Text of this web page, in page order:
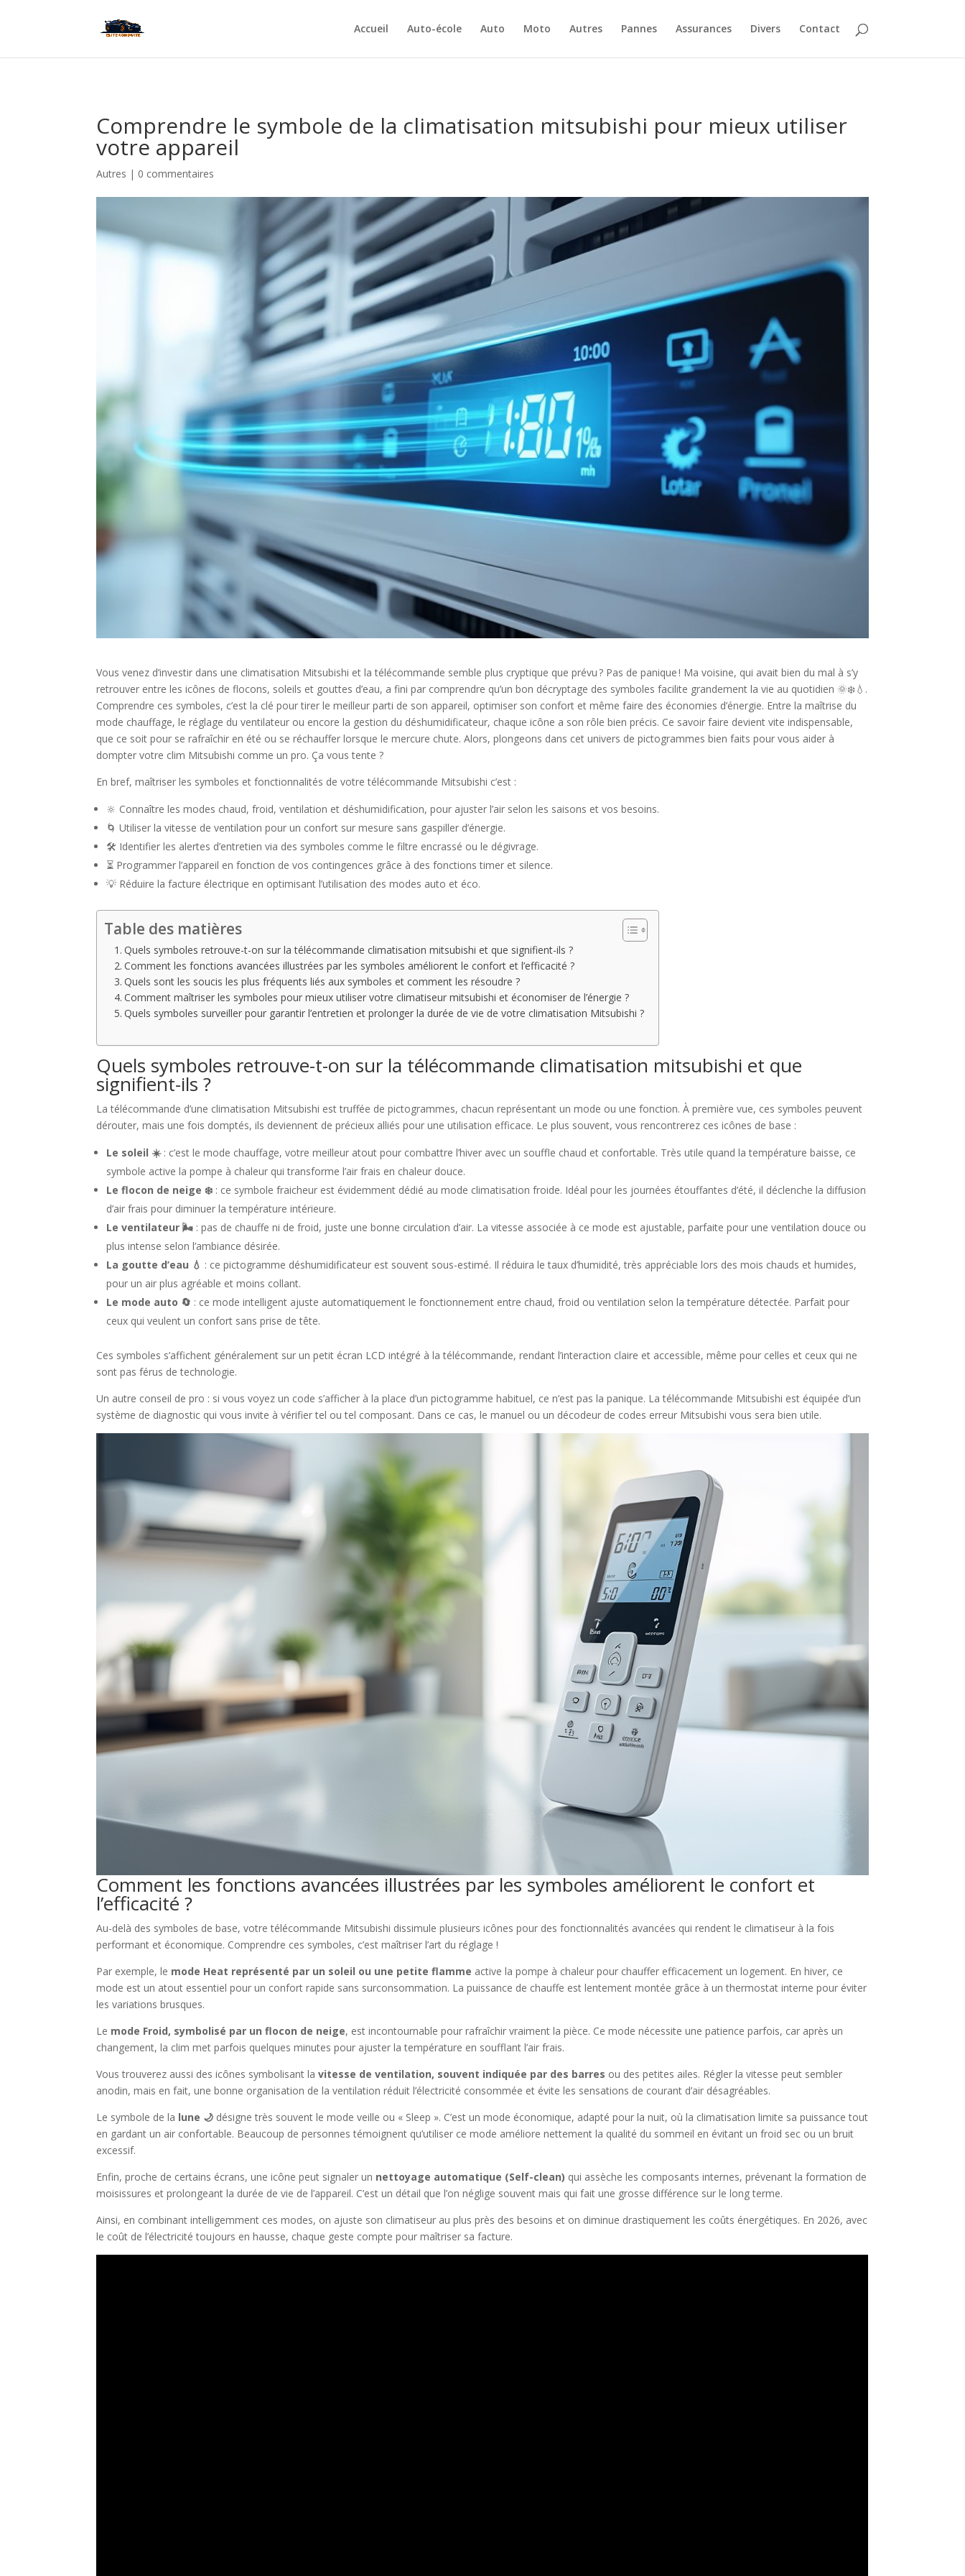
Accueil Auto-école Auto Moto Autres Pannes Assurances Divers Contact
Comprendre le symbole de la climatisation mitsubishi pour mieux utiliser
votre appareil
Autres | 0 commentaires
Vous venez d’investir dans une climatisation Mitsubishi et la télécommande semble plus cryptique que prévu ? Pas de panique ! Ma voisine, qui avait bien du mal à s’y
retrouver entre les icônes de flocons, soleils et gouttes d’eau, a fini par comprendre qu’un bon décryptage des symboles facilite grandement la vie au quotidien 🌞❄️💧.
Comprendre ces symboles, c’est la clé pour tirer le meilleur parti de son appareil, optimiser son confort et même faire des économies d’énergie. Entre la maîtrise du
mode chauffage, le réglage du ventilateur ou encore la gestion du déshumidificateur, chaque icône a son rôle bien précis. Ce savoir faire devient vite indispensable,
que ce soit pour se rafraîchir en été ou se réchauffer lorsque le mercure chute. Alors, plongeons dans cet univers de pictogrammes bien faits pour vous aider à
dompter votre clim Mitsubishi comme un pro. Ça vous tente ?
En bref, maîtriser les symboles et fonctionnalités de votre télécommande Mitsubishi c’est :
🔆 Connaître les modes chaud, froid, ventilation et déshumidification, pour ajuster l’air selon les saisons et vos besoins.
🌀 Utiliser la vitesse de ventilation pour un confort sur mesure sans gaspiller d’énergie.
🛠️ Identifier les alertes d’entretien via des symboles comme le filtre encrassé ou le dégivrage.
⏳ Programmer l’appareil en fonction de vos contingences grâce à des fonctions timer et silence.
💡 Réduire la facture électrique en optimisant l’utilisation des modes auto et éco.
Table des matières
Quels symboles retrouve-t-on sur la télécommande climatisation mitsubishi et que signifient-ils ?
Comment les fonctions avancées illustrées par les symboles améliorent le confort et l’efficacité ?
Quels sont les soucis les plus fréquents liés aux symboles et comment les résoudre ?
Comment maîtriser les symboles pour mieux utiliser votre climatiseur mitsubishi et économiser de l’énergie ?
Quels symboles surveiller pour garantir l’entretien et prolonger la durée de vie de votre climatisation Mitsubishi ?
Quels symboles retrouve-t-on sur la télécommande climatisation mitsubishi et que
signifient-ils ?
La télécommande d’une climatisation Mitsubishi est truffée de pictogrammes, chacun représentant un mode ou une fonction. À première vue, ces symboles peuvent
dérouter, mais une fois domptés, ils deviennent de précieux alliés pour une utilisation efficace. Le plus souvent, vous rencontrerez ces icônes de base :
Le soleil ☀️: c’est le mode chauffage, votre meilleur atout pour combattre l’hiver avec un souffle chaud et confortable. Très utile quand la température baisse, ce
symbole active la pompe à chaleur qui transforme l’air frais en chaleur douce.
Le flocon de neige ❄️ : ce symbole fraicheur est évidemment dédié au mode climatisation froide. Idéal pour les journées étouffantes d’été, il déclenche la diffusion
d’air frais pour diminuer la température intérieure.
Le ventilateur 🌬️ : pas de chauffe ni de froid, juste une bonne circulation d’air. La vitesse associée à ce mode est ajustable, parfaite pour une ventilation douce ou
plus intense selon l’ambiance désirée.
La goutte d’eau 💧 : ce pictogramme déshumidificateur est souvent sous-estimé. Il réduira le taux d’humidité, très appréciable lors des mois chauds et humides,
pour un air plus agréable et moins collant.
Le mode auto 🔄 : ce mode intelligent ajuste automatiquement le fonctionnement entre chaud, froid ou ventilation selon la température détectée. Parfait pour
ceux qui veulent un confort sans prise de tête.
Ces symboles s’affichent généralement sur un petit écran LCD intégré à la télécommande, rendant l’interaction claire et accessible, même pour celles et ceux qui ne
sont pas férus de technologie.
Un autre conseil de pro : si vous voyez un code s’afficher à la place d’un pictogramme habituel, ce n’est pas la panique. La télécommande Mitsubishi est équipée d’un
système de diagnostic qui vous invite à vérifier tel ou tel composant. Dans ce cas, le manuel ou un décodeur de codes erreur Mitsubishi vous sera bien utile.
Comment les fonctions avancées illustrées par les symboles améliorent le confort et
l’efficacité ?
Au-delà des symboles de base, votre télécommande Mitsubishi dissimule plusieurs icônes pour des fonctionnalités avancées qui rendent le climatiseur à la fois
performant et économique. Comprendre ces symboles, c’est maîtriser l’art du réglage !
Par exemple, le mode Heat représenté par un soleil ou une petite flamme active la pompe à chaleur pour chauffer efficacement un logement. En hiver, ce
mode est un atout essentiel pour un confort rapide sans surconsommation. La puissance de chauffe est lentement montée grâce à un thermostat interne pour éviter
les variations brusques.
Le mode Froid, symbolisé par un flocon de neige, est incontournable pour rafraîchir vraiment la pièce. Ce mode nécessite une patience parfois, car après un
changement, la clim met parfois quelques minutes pour ajuster la température en soufflant l’air frais.
Vous trouverez aussi des icônes symbolisant lavitesse de ventilation, souvent indiquée par des barres ou des petites ailes. Régler la vitesse peut sembler
anodin, mais en fait, une bonne organisation de la ventilation réduit l’électricité consommée et évite les sensations de courant d’air désagréables.
Le symbole de la lune 🌙 désigne très souvent le mode veille ou « Sleep ». C’est un mode économique, adapté pour la nuit, où la climatisation limite sa puissance tout
en gardant un air confortable. Beaucoup de personnes témoignent qu’utiliser ce mode améliore nettement la qualité du sommeil en évitant un froid sec ou un bruit
excessif.
Enfin, proche de certains écrans, une icône peut signaler un nettoyage automatique (Self-clean) qui assèche les composants internes, prévenant la formation de
moisissures et prolongeant la durée de vie de l’appareil. C’est un détail que l’on néglige souvent mais qui fait une grosse différence sur le long terme.
Ainsi, en combinant intelligemment ces modes, on ajuste son climatiseur au plus près des besoins et on diminue drastiquement les coûts énergétiques. En 2026, avec
le coût de l’électricité toujours en hausse, chaque geste compte pour maîtriser sa facture.